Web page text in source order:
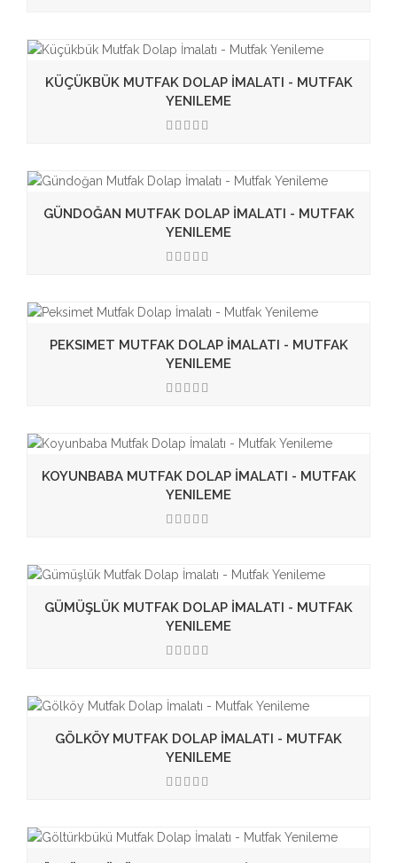
KÜÇÜKBÜK MUTFAK DOLAP İMALATI - MUTFAK
YENILEME
GÜNDOĞAN MUTFAK DOLAP İMALATI - MUTFAK
YENILEME
PEKSIMET MUTFAK DOLAP İMALATI - MUTFAK
YENILEME
KOYUNBABA MUTFAK DOLAP İMALATI - MUTFAK
YENILEME
GÜMÜŞLÜK MUTFAK DOLAP İMALATI - MUTFAK
YENILEME
GÖLKÖY MUTFAK DOLAP İMALATI - MUTFAK
YENILEME